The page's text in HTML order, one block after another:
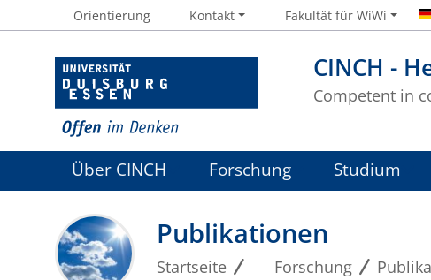
CINCH -
Competent in
Orientierung Kontakt Fakultät für WiWi
Über CINCH Forschung Studium
Publikationen
Startseite Forschung